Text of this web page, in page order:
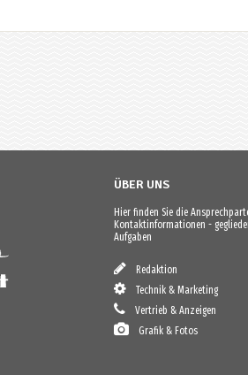
ÜBER UNS
Hier finden Sie die
Kontaktinformationen -
Aufgaben
Redaktion
Technik & Marketing
Vertrieb & Anzeigen
Grafik & Fotos